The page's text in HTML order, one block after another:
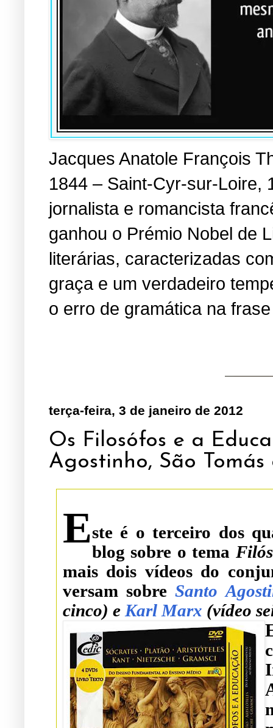
Jacques Anatole François
1844 – Saint-Cyr-sur-Loire,
jornalista e romancista
ganhou o Prémio Nobel de
literárias, caracterizadas
graça e um verdadeiro
o erro de gramática na
terça-feira, 3 de janeiro de 2012
Os Filosófos e a
Agostinho, São
Este é o terceiro dos
blog sobre o tema
mais dois vídeos do
versam sobre Santo
cinco) e Karl Marx (vídeo